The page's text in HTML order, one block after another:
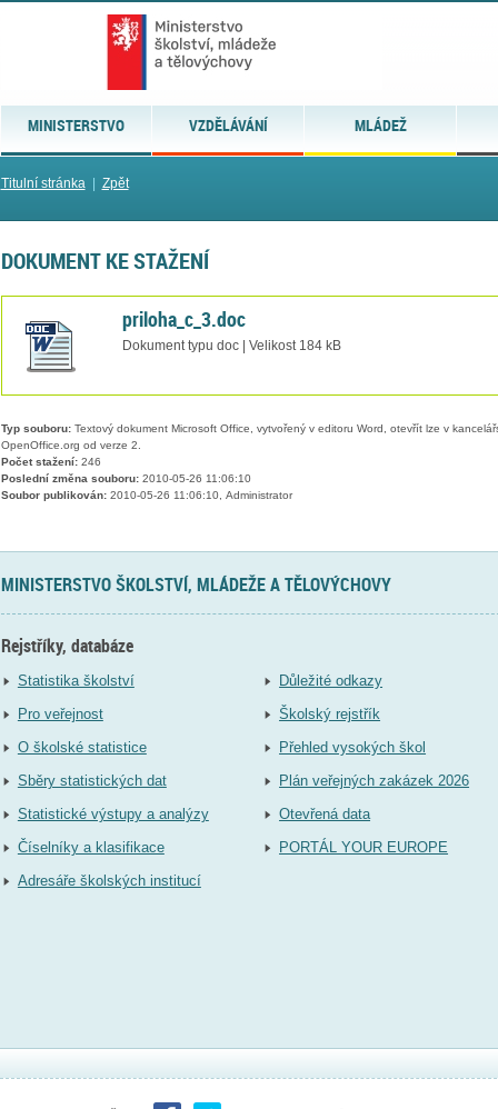
MINISTERSTVO VZDĚLÁVÁNÍ MLÁDEŽ
Titulní stránka| Zpět
DOKUMENT KE STAŽENÍ
priloha_c_3.doc
Dokument typu doc | Velikost 184 kB
Typ souboru:Textový dokument Microsoft Office, vytvořený v editoru Word, otevřít lze v
OpenOffice.org od verze 2.
Počet stažení:246
Poslední změna souboru:2010-05-26 11:06:10
Soubor publikován:2010-05-26 11:06:10, Administrator
MINISTERSTVO ŠKOLSTVÍ, MLÁDEŽE A TĚLOVÝCHOVY
Rejstříky, databáze
Statistika školství
Pro veřejnost
O školské statistice
Sběry statistických dat
Statistické výstupy a analýzy
Číselníky a klasifikace
Adresáře školských institucí
Důležité odkazy
Školský rejstřík
Přehled vysokých škol
Plán veřejných zakázek 2026
Otevřená data
PORTÁL YOUR EUROPE